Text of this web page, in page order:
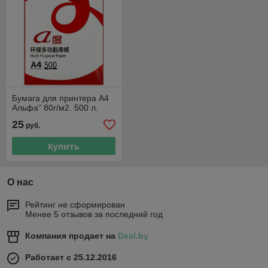
Бумага для принтера А4
Альфа" 80г/м2. 500 л.
25 руб.
Купить
О нас
Рейтинг не сформирован
Менее 5 отзывов за последний год
Компания продает на Deal.by
Работает с 25.12.2016